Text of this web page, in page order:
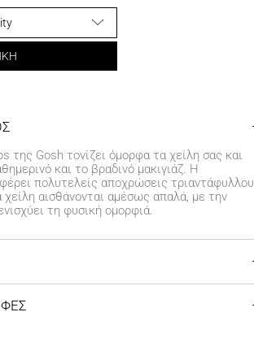
της Gosh τονίζει όμορφα τα χείλη σας και
και το βραδινό μακιγιάζ. Η
πολυτελείς αποχρώσεις τριαντάφυλλου
χείλη αισθάνονται αμέσως απαλά, με την
τη φυσική ομορφιά.
τα χείλη